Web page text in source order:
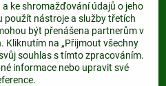
ke shromažďování údajů o jeho
použít nástroje a služby třetích
být přenášena partnerům v
Kliknutím na „Přijmout všechny
souhlas s tímto zpracováním.
informace nebo upravit své